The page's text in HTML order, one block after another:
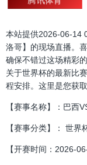
本站提供2026-06-14
洛哥】的现场直播。
确保不错过这场精彩
关于世界杯的最新比
程安排。这里是您获
【赛事名称】：巴西
【赛事分类】： 世界
【开赛时间：2026-